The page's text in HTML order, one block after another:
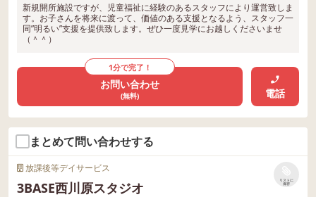
新規開所施設ですが、児童福祉に経験のあるスタッフにより運営致しま
す。お子さんを将来に渡って、価値のある支援となるよう、スタッフ一
同”明るい”支援を提供致します。ぜひ一度見学にお越しくださいませ
（＾＾）
1分で完了！
お問い合わせ
(無料) 電話
まとめて問い合わせする
放課後等デイサービス
3BASE西川原スタジオ
リストに
保存